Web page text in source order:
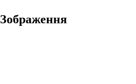
Зображення